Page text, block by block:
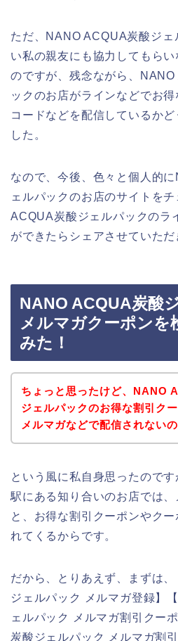
ただ、NANO ACQUA炭酸ジェ
い私の親友にも協力してもら
のですが、残念ながら、
ックのお店がラインなどでお
コードなどを配信しているか
した。
なので、今後、色々と個人的
ェルパックのお店のサイトを
ACQUA炭酸ジェルパックのラ
ができたらシェアさせていただ
NANO ACQUA炭酸
メルマガクーポンを
みた！
ちょっと思ったけど、NANO
ジェルパックのお得な割引ク
メルマガなどで配信されない
という風に私自身思ったので
駅にある知り合いのお店では
と、お得な割引クーポンやク
れてくるからです。
だから、とりあえず、まずは
ジェルパック メルマガ登録】
ェルパック メルマガ割引クー
炭酸ジェルパック メルマガ割